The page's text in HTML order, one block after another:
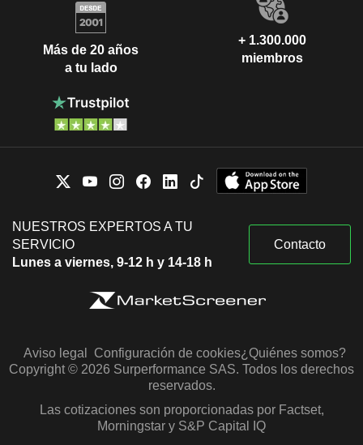
Más de 20 años
a tu lado
+ 1.300.000
miembros
NUESTROS EXPERTOS A TU
SERVICIO
Lunes a viernes, 9-12 h y 14-18 h
Contacto
Aviso legal Configuración de cookies¿Quiénes somos?
Copyright © 2026 Surperformance SAS. Todos los derechos
reservados.
Las cotizaciones son proporcionadas por Factset,
Morningstar y S&P Capital IQ